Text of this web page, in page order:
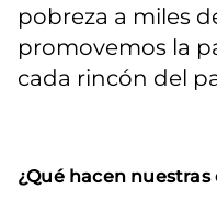
pobreza a miles
promovemos la
cada rincón del
¿Qué hacen nuestras